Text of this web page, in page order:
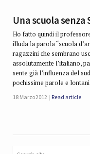
Una scuola senza
Ho fatto quindi il
illuda la parola “scuola
ragazzini che sembrano
assolutamente l’italiano,
sente già l’influenza del
pochissime parole e
18 Marzo 2012 Read article